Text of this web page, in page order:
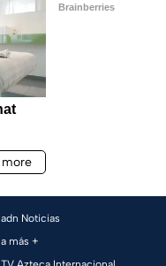
adn Noticias
a más +